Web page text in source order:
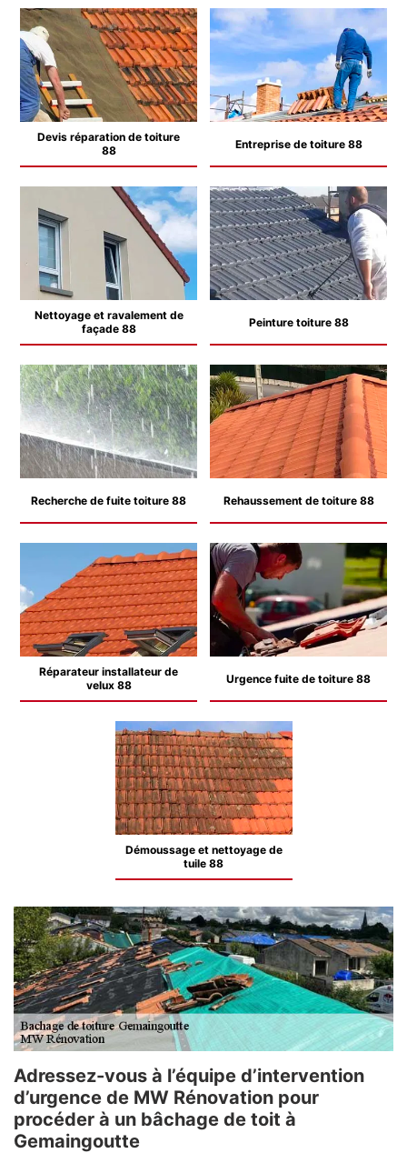
Devis réparation de toiture
88
Entreprise de toiture 88
Nettoyage et ravalement de
façade 88
Peinture toiture 88
Recherche de fuite toiture 88 Rehaussement de toiture 88
Réparateur installateur de
velux 88
Urgence fuite de toiture 88
Démoussage et nettoyage de
tuile 88
Adressez-vous à l’équipe d’intervention
d’urgence de MW Rénovation pour
procéder à un bâchage de toit à
Gemaingoutte